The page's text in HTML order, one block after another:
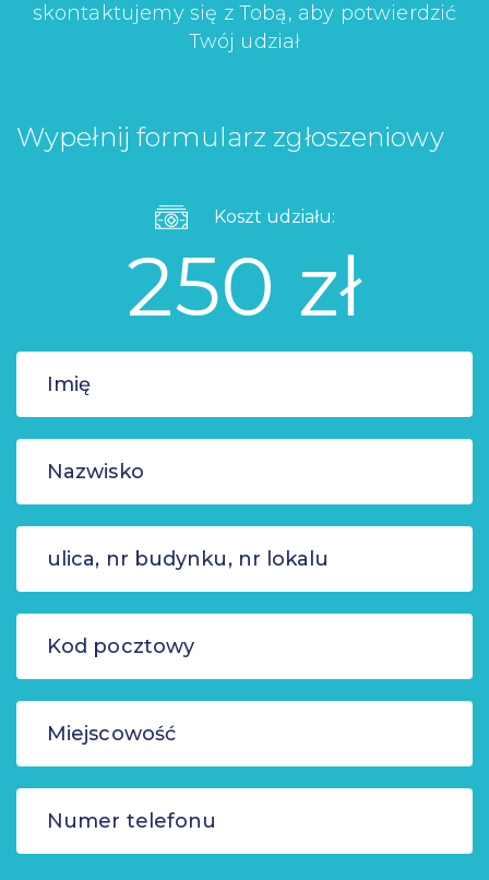
skontaktujemy się z Tobą, aby potwierdzić
Twój udział
Wypełnij formularz zgłoszeniowy
Koszt udziału:
250 zł